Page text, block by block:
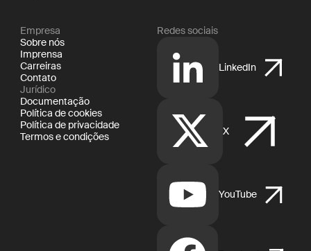
Empresa
Sobre nós
Imprensa
Carreiras
Contato
Jurídico
Documentação
Política de cookies
Política de privacidade
Termos e condições
Redes sociais
LinkedIn
X
YouTube